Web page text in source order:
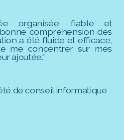
organisée, fiable et
compréhension des
a été fluide et efficace,
me concentrer sur mes
ajoutée."
de conseil informatique